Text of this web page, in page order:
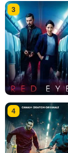
3
4